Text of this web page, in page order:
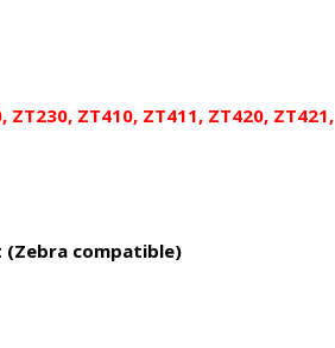
ZT230, ZT410, ZT411, ZT420, ZT421,
compatible)